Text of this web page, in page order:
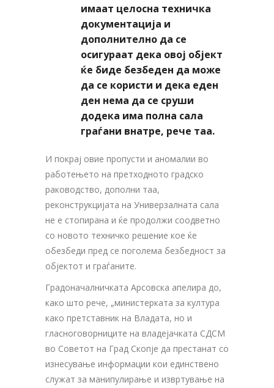
имаат целосна техничка
документација и
дополнително да се
осигураат дека овој објект
ќе биде безбеден да може
да се користи и дека еден
ден нема да се сруши
додека има полна сала
граѓани внатре, рече таа.
И покрај овие пропусти и аномалии во
работењето на претходното градско
раководство, дополни таа,
реконструкцијата на Универзалната сала
не е стопирана и ќе продолжи соодветно
со новото техничко решение кое ќе
обезбеди пред се поголема безбедност за
објектот и граѓаните.
Градоначалничката Арсовска апелира до,
како што рече, „министерката за култура
како претставник на Владата, но и
гласноговорниците на владејачката СДСМ
во Советот на Град Скопје да престанат со
изнесување информации кои единствено
служат за манипулирање и извртување на